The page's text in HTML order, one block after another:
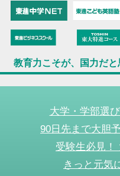
教育力こそが、国力だと
大学・学部選
90日先まで大胆
受験生必見！
きっと元気